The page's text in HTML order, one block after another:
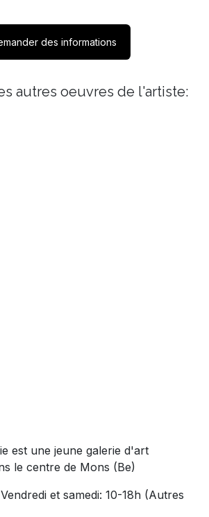
des informations
autres oeuvres de l'artiste:
est une jeune galerie d'art
le centre de Mons (Be)
et samedi: 10-18h (Autres